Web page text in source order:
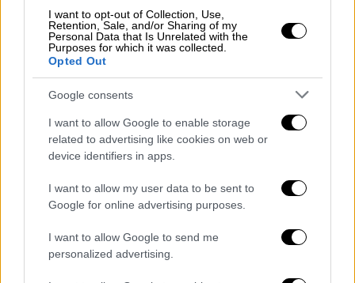
I want to opt-out of Collection, Use,
Retention, Sale, and/or Sharing of my
Personal Data that Is Unrelated with the
Purposes for which it was collected.
Opted Out
Google consents
I want to allow Google to enable storage
related to advertising like cookies on web or
device identifiers in apps.
I want to allow my user data to be sent to
Google for online advertising purposes.
I want to allow Google to send me
personalized advertising.
εξετάσει, λόγω τεράστιας υποστελέχωσης
αλλά και του φόρτου εργασίας μετά τις
πλημμύρες στη Θεσσαλία.
πάρει μόνο πέντε οικογένειες επί συνόλου
. Έχουμε εξήντα σπίτια κόκκινα και άλλα
120 κίτρινα. Οι πρώτες προκαταβολές έχουν
δοθεί αλλά με τα χρήματα αυτά δεν μπορείς
να κάνεις τίποτα», λέει ο κ. Τσανάκας.
τους κατοίκους του Δαμασίου
επιλέξει να κατοικούν με δική τους ευθύνη